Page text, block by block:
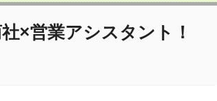
×営業アシスタント！